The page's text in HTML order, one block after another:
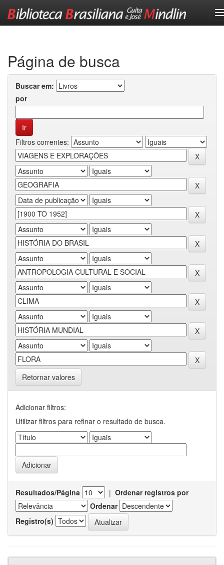
Página de busca
Buscar em:
por
Filtros correntes:
Retornar valores
Adicionar filtros:
Utilizar filtros para refinar o resultado de busca.
Resultados/Página | Ordenar registros por
Ordenar
Registro(s)